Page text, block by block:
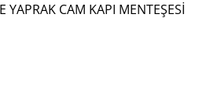
YAPRAK CAM KAPI MENTEŞESİ